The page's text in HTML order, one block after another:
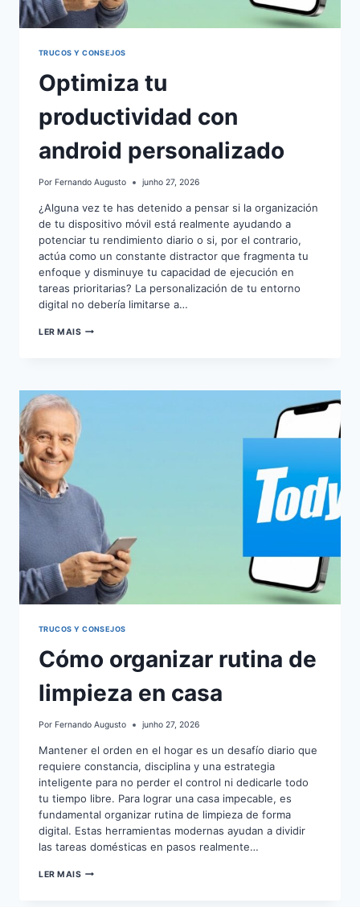
TRUCOS Y CONSEJOS
Optimiza tu
productividad con
android personalizado
Por Fernando Augusto junho 27, 2026
¿Alguna vez te has detenido a pensar si la organización
de tu dispositivo móvil está realmente ayudando a
potenciar tu rendimiento diario o si, por el contrario,
actúa como un constante distractor que fragmenta tu
enfoque y disminuye tu capacidad de ejecución en
tareas prioritarias? La personalización de tu entorno
digital no debería limitarse a…
LER MAISOPTIMIZA
PERSONALIZADO
TRUCOS Y CONSEJOS
Cómo organizar rutina de
limpieza en casa
Por Fernando Augusto junho 27, 2026
Mantener el orden en el hogar es un desafío diario que
requiere constancia, disciplina y una estrategia
inteligente para no perder el control ni dedicarle todo
tu tiempo libre. Para lograr una casa impecable, es
fundamental organizar rutina de limpieza de forma
digital. Estas herramientas modernas ayudan a dividir
las tareas domésticas en pasos realmente…
LER MAISCÓMO